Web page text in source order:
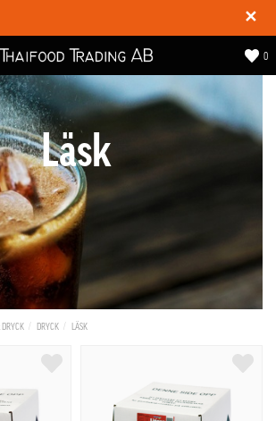
✕
0
Läsk
DRYCK DRYCK LÄSK